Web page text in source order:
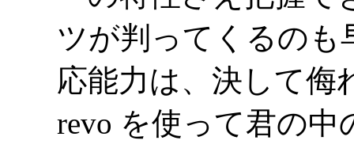
ツが判ってくるのも
応能力は、決して侮
revo を使って君の